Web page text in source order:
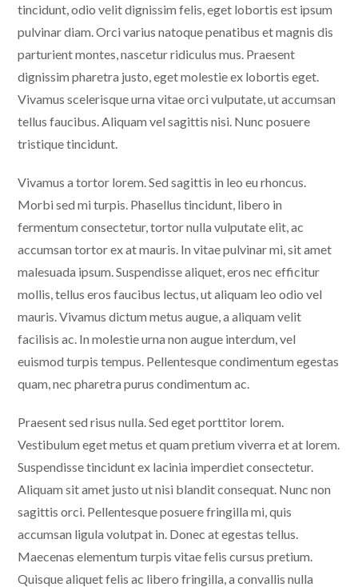
tincidunt, odio velit dignissim felis, eget lobortis est ipsum
pulvinar diam. Orci varius natoque penatibus et magnis dis
parturient montes, nascetur ridiculus mus. Praesent
dignissim pharetra justo, eget molestie ex lobortis eget.
Vivamus scelerisque urna vitae orci vulputate, ut accumsan
tellus faucibus. Aliquam vel sagittis nisi. Nunc posuere
tristique tincidunt.
Vivamus a tortor lorem. Sed sagittis in leo eu rhoncus.
Morbi sed mi turpis. Phasellus tincidunt, libero in
fermentum consectetur, tortor nulla vulputate elit, ac
accumsan tortor ex at mauris. In vitae pulvinar mi, sit amet
malesuada ipsum. Suspendisse aliquet, eros nec efficitur
mollis, tellus eros faucibus lectus, ut aliquam leo odio vel
mauris. Vivamus dictum metus augue, a aliquam velit
facilisis ac. In molestie urna non augue interdum, vel
euismod turpis tempus. Pellentesque condimentum egestas
quam, nec pharetra purus condimentum ac.
Praesent sed risus nulla. Sed eget porttitor lorem.
Vestibulum eget metus et quam pretium viverra et at lorem.
Suspendisse tincidunt ex lacinia imperdiet consectetur.
Aliquam sit amet justo ut nisi blandit consequat. Nunc non
sagittis orci. Pellentesque posuere fringilla mi, quis
accumsan ligula volutpat in. Donec at egestas tellus.
Maecenas elementum turpis vitae felis cursus pretium.
Quisque aliquet felis ac libero fringilla, a convallis nulla